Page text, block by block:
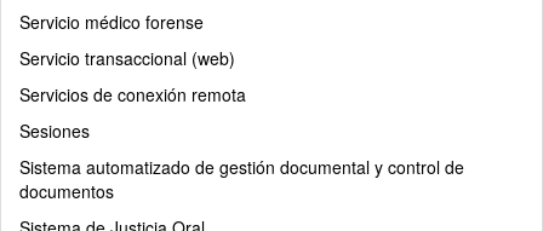
Servicio médico forense
Servicio transaccional (web)
Servicios de conexión remota
Sesiones
Sistema automatizado de gestión documental y control de
documentos